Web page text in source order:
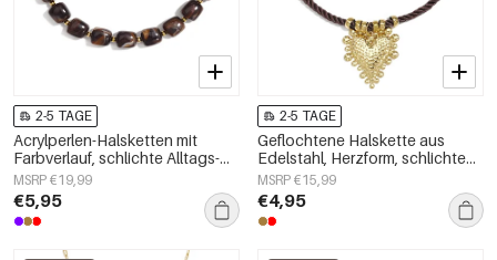
2-5 TAGE
Acrylperlen-Halsketten mit
Farbverlauf, schlichte Alltags-
Serie, Damenschmuck
MSRP €19,99
€5,95
2-5 TAGE
Geflochtene Halskette aus
Edelstahl, Herzform, schlichte
Alltags-Serie, Damenschmuck
MSRP €15,99
€4,95